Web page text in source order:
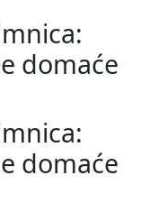
domaće
domaće